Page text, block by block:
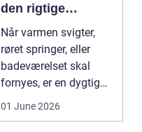
den rigtige
installatør
Når varmen svigter,
røret springer, eller
badeværelset skal
fornyes, er en dygtig
VVS-installatør gu...
01 June 2026